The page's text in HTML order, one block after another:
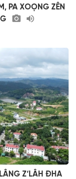
PA XOỌNG ZÊN
Z’LÂH ĐHA